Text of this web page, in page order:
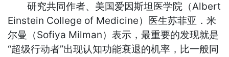
研究共同作者、美国爱因斯坦医学院（Albert
Einstein College of Medicine）医生苏菲亚．米
尔曼（Sofiya Milman）表示，最重要的发现就是
“超级行动者”出现认知功能衰退的机率，比一般同